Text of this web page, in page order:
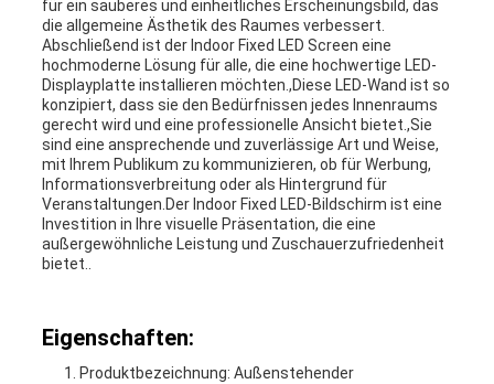
für ein sauberes und einheitliches Erscheinungsbild, das
die allgemeine Ästhetik des Raumes verbessert.
Abschließend ist der Indoor Fixed LED Screen eine
hochmoderne Lösung für alle, die eine hochwertige LED-
Displayplatte installieren möchten.,Diese LED-Wand ist so
konzipiert, dass sie den Bedürfnissen jedes Innenraums
gerecht wird und eine professionelle Ansicht bietet.,Sie
sind eine ansprechende und zuverlässige Art und Weise,
mit Ihrem Publikum zu kommunizieren, ob für Werbung,
Informationsverbreitung oder als Hintergrund für
Veranstaltungen.Der Indoor Fixed LED-Bildschirm ist eine
Investition in Ihre visuelle Präsentation, die eine
außergewöhnliche Leistung und Zuschauerzufriedenheit
bietet..
Eigenschaften:
Produktbezeichnung: Außenstehender